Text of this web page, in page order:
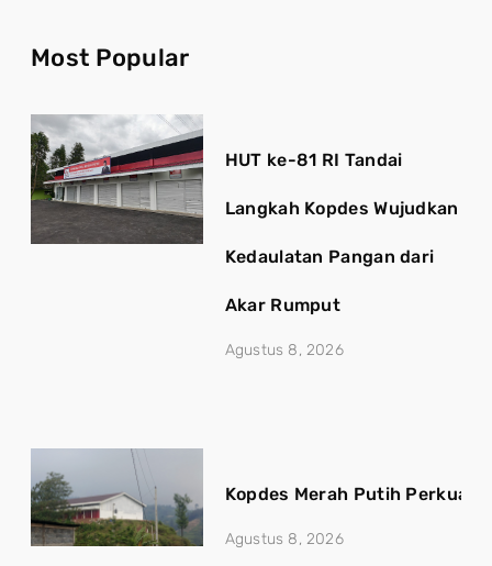
Most Popular
HUT ke-81 RI Tandai
Langkah Kopdes Wujudkan
Kedaulatan Pangan dari
Akar Rumput
Agustus 8, 2026
Kopdes Merah Putih Perkuat
Agustus 8, 2026